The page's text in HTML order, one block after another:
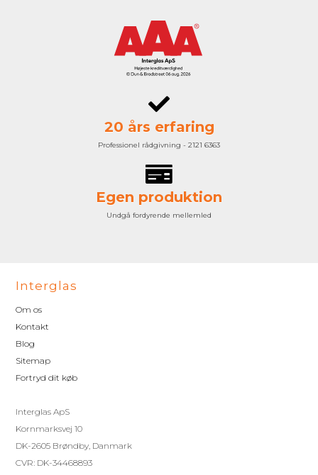
20 års erfaring
Professionel rådgivning - 2121 6363
Egen produktion
Undgå fordyrende mellemled
Interglas
Om os
Kontakt
Blog
Sitemap
Fortryd dit køb
Interglas ApS
Kornmarksvej 10
DK-2605 Brøndby, Danmark
CVR: DK-34468893